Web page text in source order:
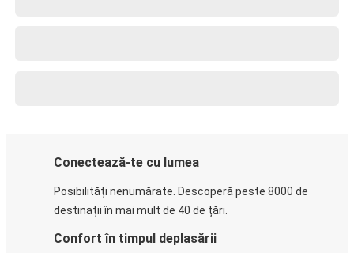
Conectează-te cu lumea
Posibilități nenumărate. Descoperă peste 8000 de
destinații în mai mult de 40 de țări.
Confort în timpul deplasării